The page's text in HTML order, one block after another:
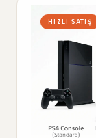
HIZLI SATIŞ